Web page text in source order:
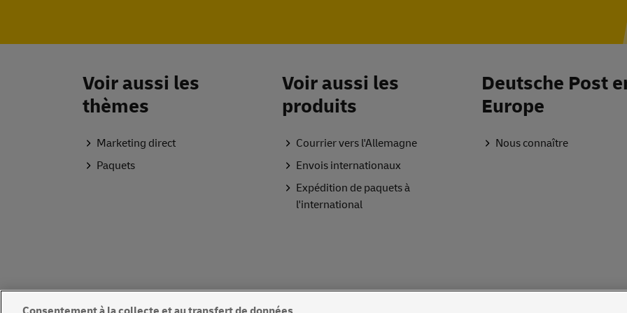
Voir aussi les
thèmes
Marketing direct
Paquets
Voir aussi les
produits
Courrier vers l'Allemagne
Envois internationaux
Expédition de paquets à
l'international
Deutsche Post
Europe
Nous connaître